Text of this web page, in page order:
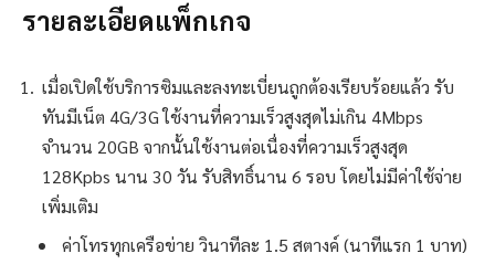
รายละเอียดแพ็กเกจ
เมื่อเปิดใช้บริการซิมและลงทะเบี่ยนถูกต้องเรียบร้อยแล้ว รับ
ทันมีเน็ต 4G/3G ใช้งานที่ความเร็วสูงสุดไม่เกิน 4Mbps
จำนวน 20GB จากนั้นใช้งานต่อเนื่องที่ความเร็วสูงสุด
128Kpbs นาน 30 วัน รับสิทธิ์นาน 6 รอบ โดยไม่มีค่าใช้จ่าย
เพิ่มเติม
ค่าโทรทุกเครือข่าย วินาทีละ 1.5 สตางค์ (นาทีแรก 1 บาท)